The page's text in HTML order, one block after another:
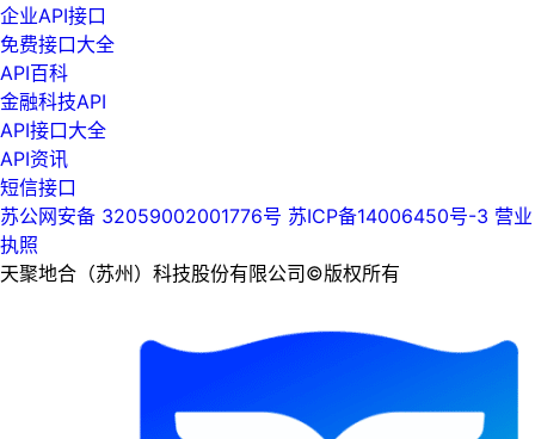
企业API接口
免费接口大全
API百科
金融科技API
API接口大全
API资讯
短信接口
苏公网安备 32059002001776号 苏ICP备14006450号-3 营业
执照
天聚地合（苏州）科技股份有限公司©版权所有